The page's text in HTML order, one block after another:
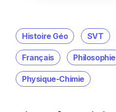
Histoire Géo SVT
Français Philosophie
Physique-Chimie